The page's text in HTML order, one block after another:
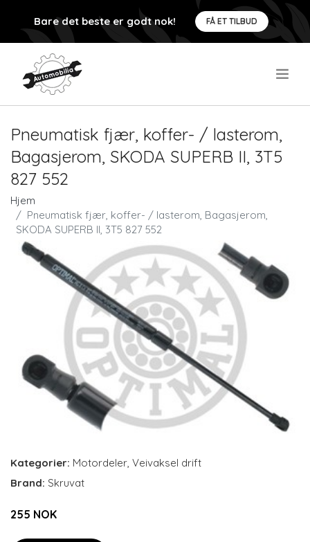
Bare det beste er godt nok! FÅ ET TILBUD
Pneumatisk fjær, koffer- / lasterom,
Bagasjerom, SKODA SUPERB II, 3T5
827 552
Hjem
Pneumatisk fjær, koffer- / lasterom, Bagasjerom,
SKODA SUPERB II, 3T5 827 552
Kategorier: Motordeler Veivaksel drift
Brand: Skruvat
255 NOK